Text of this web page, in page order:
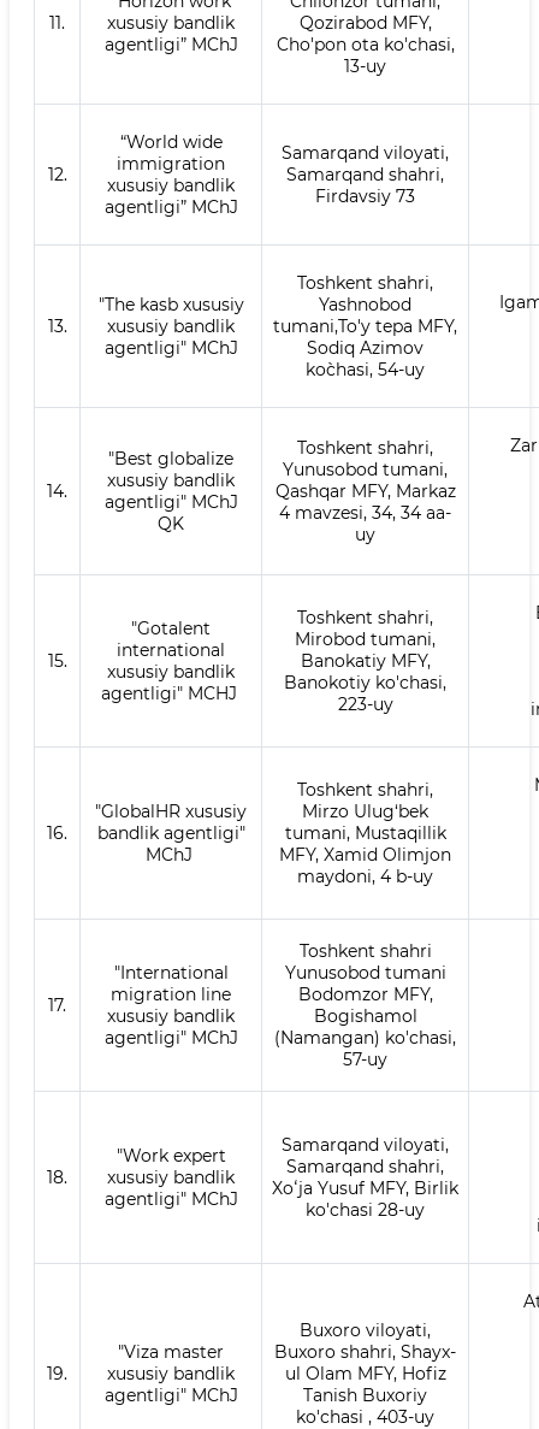
11.
xususiy bandlik
agentligi” MChJ
Qozirabod MFY,
Cho'pon ota ko'chasi,
13-uy
12.
“World wide
immigration
xususiy bandlik
agentligi” MChJ
Samarqand viloyati,
Samarqand shahri,
Firdavsiy 73
13.
"The kasb xususiy
xususiy bandlik
agentligi" MChJ
Toshkent shahri,
Yashnobod
tumani,To'y tepa MFY,
Sodiq Azimov
ko`chasi, 54-uy
14.
"Best globalize
xususiy bandlik
agentligi" MChJ
QK
Toshkent shahri,
Yunusobod tumani,
Qashqar MFY, Markaz
4 mavzesi, 34, 34 aa-
uy
15.
"Gotalent
international
xususiy bandlik
agentligi" MCHJ
Toshkent shahri,
Mirobod tumani,
Banokatiy MFY,
Banokotiy ko'chasi,
223-uy
16.
"GlobalHR xususiy
bandlik agentligi"
MChJ
Toshkent shahri,
Mirzo Ulug‘bek
tumani, Mustaqillik
MFY, Xamid Olimjon
maydoni, 4 b-uy
17.
"International
migration line
xususiy bandlik
agentligi" MChJ
Toshkent shahri
Yunusobod tumani
Bodomzor MFY,
Bogishamol
(Namangan) ko'chasi,
57-uy
18.
"Work expert
xususiy bandlik
agentligi" MChJ
Samarqand viloyati,
Samarqand shahri,
Xoʻja Yusuf MFY, Birlik
ko'chasi 28-uy
19.
"Viza master
xususiy bandlik
agentligi" MChJ
Buxoro viloyati,
Buxoro shahri, Shayx-
ul Olam MFY, Hofiz
Tanish Buxoriy
ko'chasi , 403-uy